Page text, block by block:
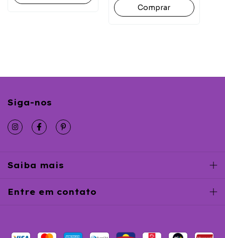
Comprar
Siga-nos
Saiba mais
Entre em contato